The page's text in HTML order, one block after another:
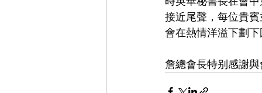
接近尾聲，每位貴
會在熱情洋溢下劃
詹總會長特别感謝